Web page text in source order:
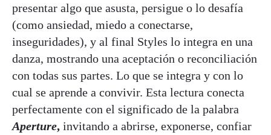
presentar algo que asusta, persigue o lo desafía
(como ansiedad, miedo a conectarse,
inseguridades), y al final Styles lo integra en una
danza, mostrando una aceptación o reconciliación
con todas sus partes. Lo que se integra y con lo
cual se aprende a convivir. Esta lectura conecta
perfectamente con el significado de la palabra
Aperture, invitando a abrirse, exponerse, confiar